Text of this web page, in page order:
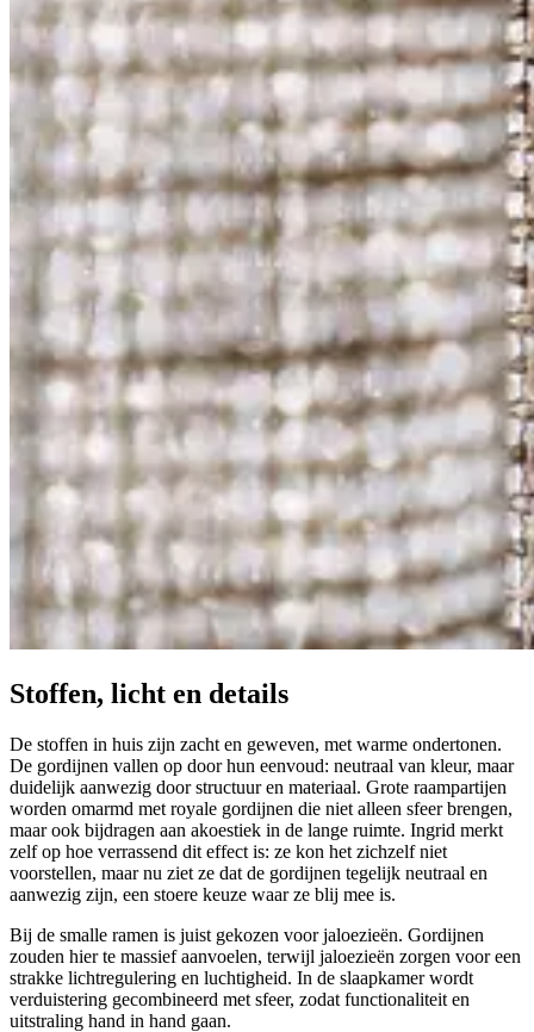
Stoffen, licht en details
De stoffen in huis zijn zacht en geweven, met warme ondertonen.
De gordijnen vallen op door hun eenvoud: neutraal van kleur, maar
duidelijk aanwezig door structuur en materiaal. Grote raampartijen
worden omarmd met royale gordijnen die niet alleen sfeer brengen,
maar ook bijdragen aan akoestiek in de lange ruimte. Ingrid merkt
zelf op hoe verrassend dit effect is: ze kon het zichzelf niet
voorstellen, maar nu ziet ze dat de gordijnen tegelijk neutraal en
aanwezig zijn, een stoere keuze waar ze blij mee is.
Bij de smalle ramen is juist gekozen voor jaloezieën. Gordijnen
zouden hier te massief aanvoelen, terwijl jaloezieën zorgen voor een
strakke lichtregulering en luchtigheid. In de slaapkamer wordt
verduistering gecombineerd met sfeer, zodat functionaliteit en
uitstraling hand in hand gaan.